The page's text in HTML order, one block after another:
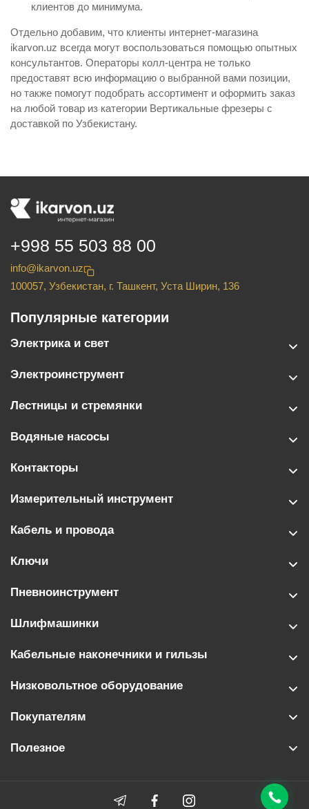
клиентов до минимума.
Отдельно добавим, что клиенты интернет-магазина
ikarvon.uz всегда могут воспользоваться помощью опытных
консультантов. Операторы колл-центра не только
предоставят всю информацию о выбранной вами позиции,
но также помогут подобрать ассортимент и оформить заказ
на любой товар из категории Вертикальные фрезеры с
доставкой по Узбекистану.
+998 55 503 88 00
info@ikarvon.uz
100057, Узбекистан, г. Ташкент, Уста Ширин, 136
Популярные категории
Электрика и свет
Электроинструмент
Лестницы и стремянки
Водяные насосы
Контакторы
Измерительный инструмент
Кабель и провода
Ключи
Пневноинструмент
Шлифмашинки
Кабельные наконечники и гильзы
Низковольтное оборудование
Покупателям
Полезное